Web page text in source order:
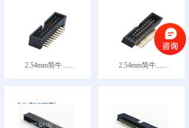
2.54mm简牛...... 2.54mm简牛......